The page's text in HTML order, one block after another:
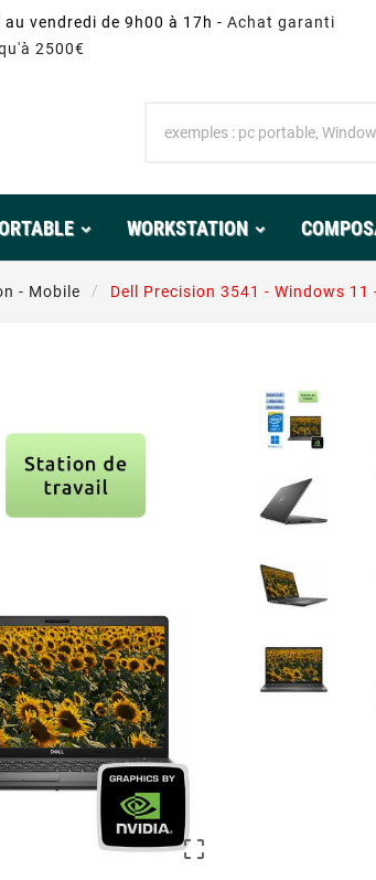
vendredi de 9h00 à 17h - Achat garanti
2500€
WORKSTATION
- Mobile Dell Precision 3541 - Windows
